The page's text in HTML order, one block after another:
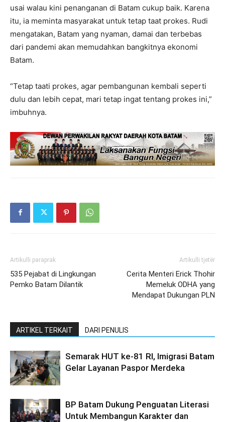
usai walau kini penanganan di Batam cukup baik. Karena
itu, ia meminta masyarakat untuk tetap taat prokes. Rudi
mengatakan, Batam yang nyaman, damai dan terbebas
dari pandemi akan memudahkan bangkitnya ekonomi
Batam.
“Tetap taati prokes, agar pembangunan kembali seperti
dulu dan lebih cepat, mari tetap ingat tentang prokes ini,”
imbuhnya.
Artikulli paraprak
535 Pejabat di Lingkungan
Pemko Batam Dilantik
Artikulli tjetër
Cerita Menteri Erick Thohir
Memeluk ODHA yang
Mendapat Dukungan PLN
ARTIKEL TERKAIT DARI PENULIS
Semarak HUT ke-81 RI, Imigrasi Batam
Gelar Layanan Paspor Merdeka
BP Batam Dukung Penguatan Literasi
Untuk Membangun Karakter dan